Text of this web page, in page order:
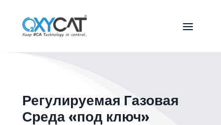
Регулируемая Газовая
Среда «под ключ»